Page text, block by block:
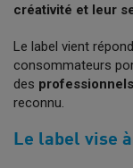
créativité et leur
Le label vient
consommateurs
des
reconnu.
Le label vise à